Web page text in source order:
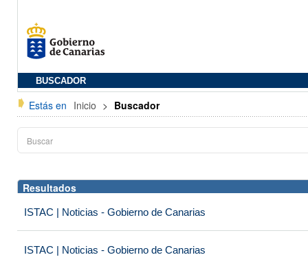
BUSCADOR
Estás en Inicio > Buscador
Resultados
ISTAC | Noticias - Gobierno de Canarias
ISTAC | Noticias - Gobierno de Canarias